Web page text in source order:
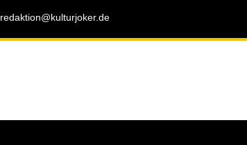
redaktion@kulturjoker.de